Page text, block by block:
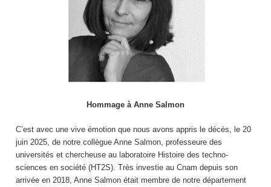
Hommage à Anne Salmon
C’est avec une vive émotion que nous avons appris le décès, le 20
juin 2025, de notre collègue Anne Salmon, professeure des
universités et chercheuse au laboratoire Histoire des techno-
sciences en société (HT2S). Très investie au Cnam depuis son
arrivée en 2018, Anne Salmon était membre de notre département